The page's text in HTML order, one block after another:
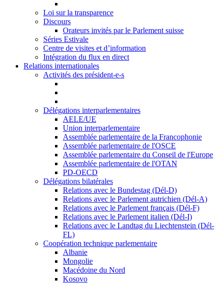
Loi sur la transparence
Discours
Orateurs invités par le Parlement suisse
Séries Estivale
Centre de visites et d’information
Intégration du flux en direct
Relations internationales
Activités des président-e-s
Délégations interparlementaires
AELE/UE
Union interparlementaire
Assemblée parlementaire de la Francophonie
Assemblée parlementaire de l'OSCE
Assemblée parlementaire du Conseil de l'Europe
Assemblée parlementaire de l'OTAN
PD-OECD
Délégations bilatérales
Relations avec le Bundestag (Dél-D)
Relations avec le Parlement autrichien (Dél-A)
Relations avec le Parlement français (Dél-F)
Relations avec le Parlement italien (Dél-I)
Relations avec le Landtag du Liechtenstein (Dél-
FL)
Coopération technique parlementaire
Albanie
Mongolie
Macédoine du Nord
Kosovo